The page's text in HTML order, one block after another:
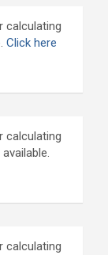
calculating
Click here
calculating
calculating